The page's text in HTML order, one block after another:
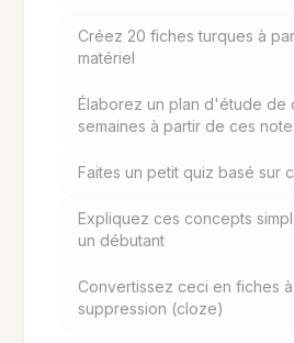
Créez 20 fiches turques à
matériel
Élaborez un plan d'étude de
semaines à partir de ces
Faites un petit quiz basé sur
Expliquez ces concepts
un débutant
Convertissez ceci en fiches à
suppression (cloze)